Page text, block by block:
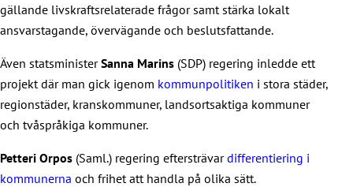
gällande livskraftsrelaterade frågor samt stärka lokalt
ansvarstagande, övervägande och beslutsfattande.
Även statsministerSanna Marins (SDP) regering inledde ett
projekt där man gick igenom kommunpolitiken i stora städer,
regionstäder, kranskommuner, landsortsaktiga kommuner
och tvåspråkiga kommuner.
Petteri Orpos (Saml.) regering eftersträvardifferentiering i
kommunerna och frihet att handla på olika sätt.